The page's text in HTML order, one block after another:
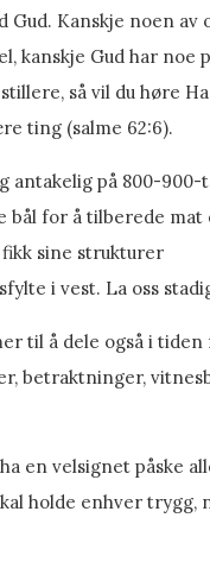
Gud. Kanskje noen
kanskje Gud har noe
så vil du høre
ting (salme 62:6).
på 800-
bål for å tilberede
sine strukturer
i vest. La oss
til å dele også i
betraktninger,
en velsignet påske
holde enhver trygg,